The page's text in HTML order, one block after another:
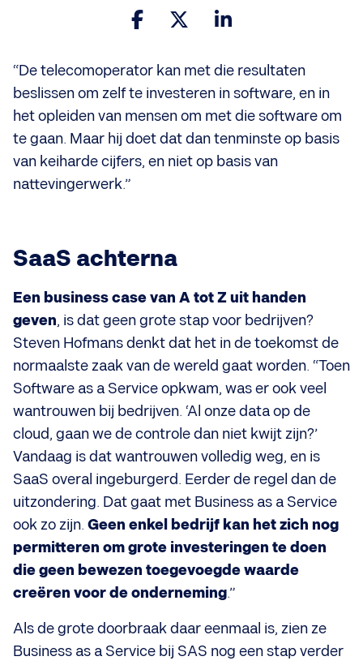
“De telecomoperator kan met die resultaten
beslissen om zelf te investeren in software, en in
het opleiden van mensen om met die software om
te gaan. Maar hij doet dat dan tenminste op basis
van keiharde cijfers, en niet op basis van
nattevingerwerk.”
SaaS achterna
Een business case van A tot Z uit handen
geven, is dat geen grote stap voor bedrijven?
Steven Hofmans denkt dat het in de toekomst de
normaalste zaak van de wereld gaat worden. “Toen
Software as a Service opkwam, was er ook veel
wantrouwen bij bedrijven. ‘Al onze data op de
cloud, gaan we de controle dan niet kwijt zijn?’
Vandaag is dat wantrouwen volledig weg, en is
SaaS overal ingeburgerd. Eerder de regel dan de
uitzondering. Dat gaat met Business as a Service
ook zo zijn. Geen enkel bedrijf kan het zich nog
permitteren om grote investeringen te doen
die geen bewezen toegevoegde waarde
creëren voor de onderneming.”
Als de grote doorbraak daar eenmaal is, zien ze
Business as a Service bij SAS nog een stap verder